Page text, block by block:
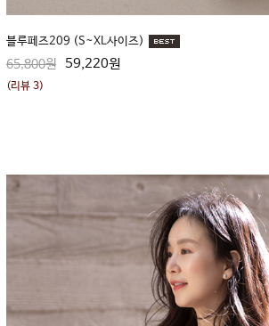
블루페즈209 (S~XL사이즈)
65,800원 59,220원
(리뷰 3)